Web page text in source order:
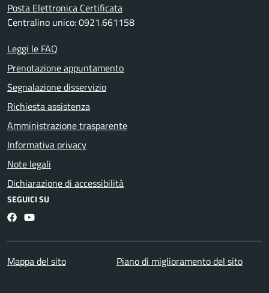
Posta Elettronica Certificata
Centralino unico: 0921.661158
Leggi le FAQ
Prenotazione appuntamento
Segnalazione disservizio
Richiesta assistenza
Amministrazione trasparente
Informativa privacy
Note legali
Dichiarazione di accessibilità
SEGUICI SU
FacebookYouTube
Mappa del sito Piano di miglioramento del sito